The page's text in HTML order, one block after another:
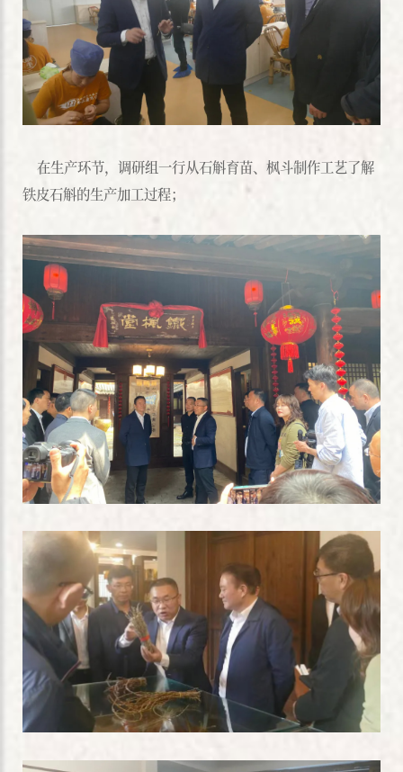
在生产环节，调研组一行从石斛育苗、枫斗制作工艺了解
铁皮石斛的生产加工过程；